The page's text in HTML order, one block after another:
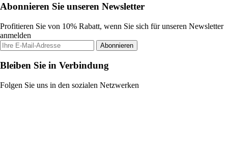
Abonnieren Sie unseren Newsletter
Profitieren Sie von 10% Rabatt, wenn Sie sich für unseren Newsletter
anmelden
Abonnieren
Bleiben Sie in Verbindung
Folgen Sie uns in den sozialen Netzwerken